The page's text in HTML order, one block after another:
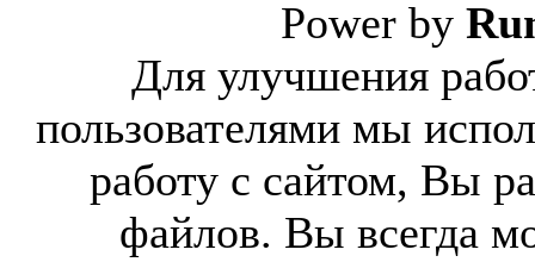
Power by
Для улучшения
пользователями мы
работу с сайтом, Вы
файлов. Вы всегда